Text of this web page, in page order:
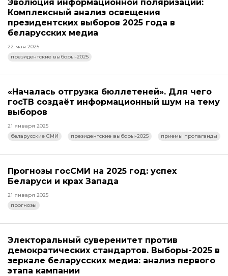
Эволюция информационной поляризации:
Комплексный анализ освещения
президентских выборов 2025 года в
беларусских медиа
22 мая 2025
президентские выборы-2025
«Началась отгрузка бюллетеней». Для чего
госТВ создаёт информационный шум на тему
выборов
21 января 2025
беларусские СМИ
президентские выборы-2025 приемы пропаганды
Прогнозы госСМИ на 2025 год: успех
Беларуси и крах Запада
21 января 2025
прогнозы
Электоральный суверенитет против
демократических стандартов. Выборы-2025 в
зеркале беларусских медиа: анализ первого
этапа кампании